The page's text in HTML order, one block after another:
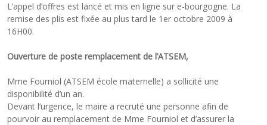
L’appel d’offres est lancé et mis en ligne sur e-bourgogne. La
remise des plis est fixée au plus tard le 1er octobre 2009 à
16H00.
Ouverture de poste remplacement de l’ATSEM,
Mme Fourniol (ATSEM école maternelle) a sollicité une
disponibilité d’un an.
Devant l’urgence, le maire a recruté une personne afin de
pourvoir au remplacement de Mme Fourniol et d’assurer la